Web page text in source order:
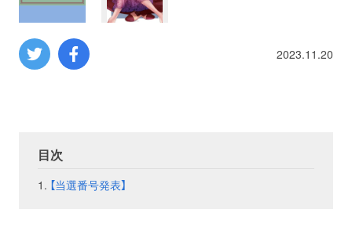
2023.11.20
目次
【当選番号発表】
ミリタリー
その他
フェア